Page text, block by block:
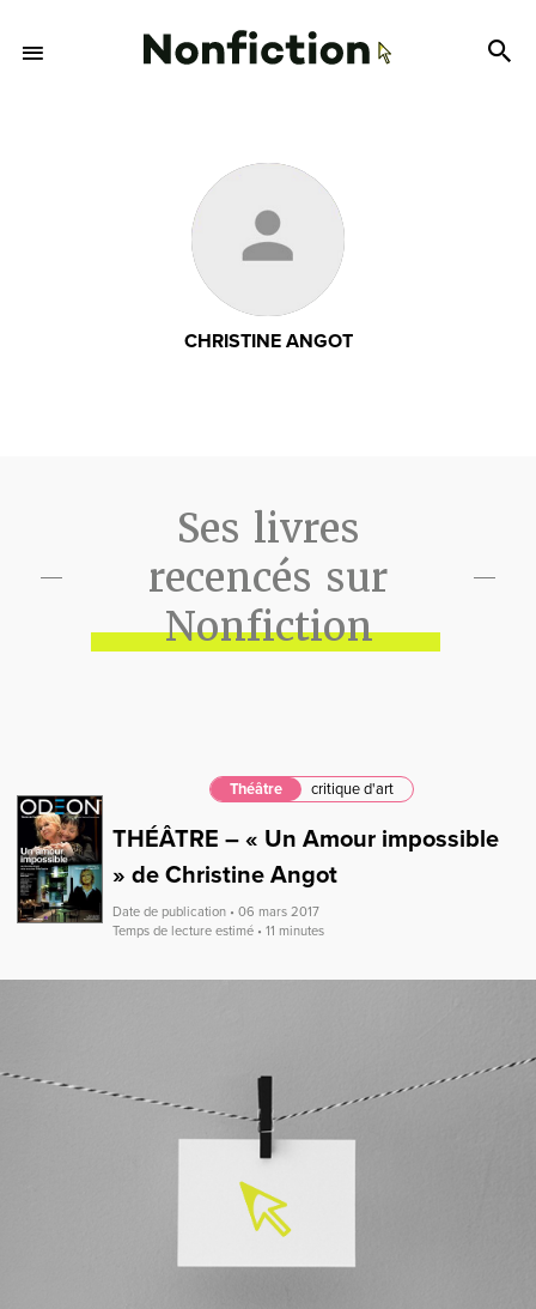
CHRISTINE ANGOT
Ses livres
recencés sur
Nonfiction
Théâtre critique d'art
THÉÂTRE – « Un Amour impossible
» de Christine Angot
Date de publication • 06 mars 2017
Temps de lecture estimé • 11 minutes